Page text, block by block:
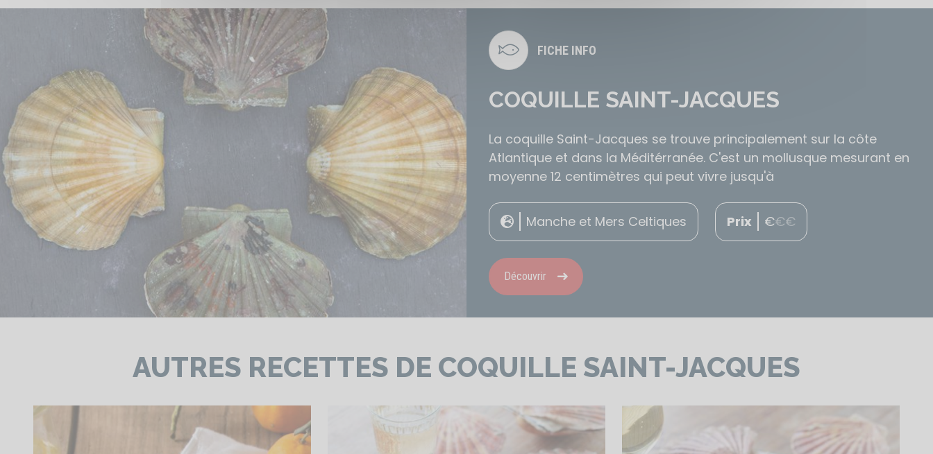
FICHE INFO
COQUILLE SAINT-JACQUES
La coquille Saint-Jacques se trouve principalement sur la côte
Atlantique et dans la Méditérranée. C'est un mollusque mesurant en
moyenne 12 centimètres qui peut vivre jusqu'à
Manche et Mers Celtiques Prix €€€
Découvrir
AUTRES RECETTES DE COQUILLE SAINT-JACQUES